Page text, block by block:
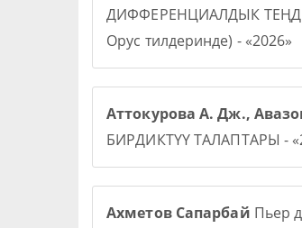
ДИФФЕРЕНЦИАЛДЫК
Орус тилдеринде) - «2026»
Аттокурова А. Дж.,
БИРДИКТҮҮ ТАЛАПТАРЫ -
Ахметов Сапарбай Пьер